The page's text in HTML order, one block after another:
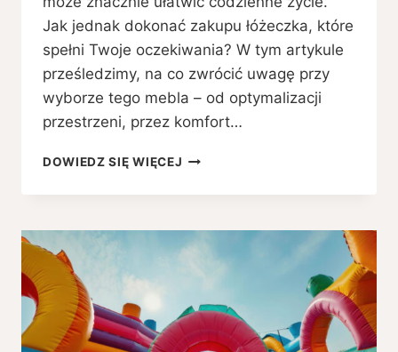
Jak jednak dokonać zakupu łóżeczka, które
spełni Twoje oczekiwania? W tym artykule
prześledzimy, na co zwrócić uwagę przy
wyborze tego mebla – od optymalizacji
przestrzeni, przez komfort…
DOWIEDZ SIĘ WIĘCEJ JAK
FUNKCJONALNE
Z
SZUFLADĄ
–
NA
CO